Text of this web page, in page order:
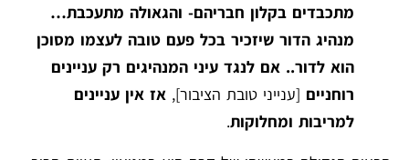
מתכבדים בקלון חבריהם- והגאולה מתעכבת…
מנהיג הדור שיזכיר בכל פעם טובה לעצמו מסוכן
הוא לדור.. אם לנגד עיני המנהיגים רק עניינים
רוחניים [ענייני טובת הציבור], אז אין עניינים
למריבות ומחלוקות.